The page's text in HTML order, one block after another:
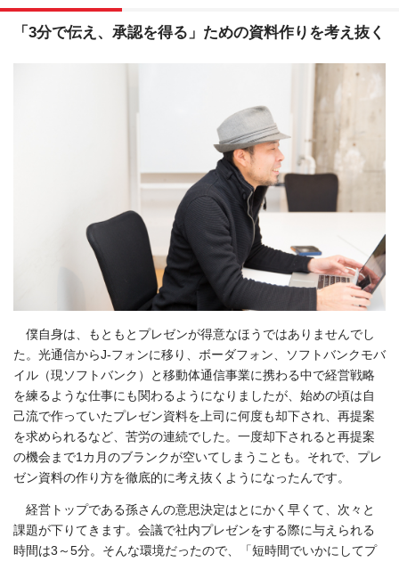
「3分で伝え、承認を得る」ための資料作りを考え抜く
僕自身は、もともとプレゼンが得意なほうではありませんでし
た。光通信からJ-フォンに移り、ボーダフォン、ソフトバンクモバ
イル（現ソフトバンク）と移動体通信事業に携わる中で経営戦略
を練るような仕事にも関わるようになりましたが、始めの頃は自
己流で作っていたプレゼン資料を上司に何度も却下され、再提案
を求められるなど、苦労の連続でした。一度却下されると再提案
の機会まで1カ月のブランクが空いてしまうことも。それで、プレ
ゼン資料の作り方を徹底的に考え抜くようになったんです。
経営トップである孫さんの意思決定はとにかく早くて、次々と
課題が下りてきます。会議で社内プレゼンをする際に与えられる
時間は3～5分。そんな環境だったので、「短時間でいかにしてプ